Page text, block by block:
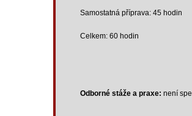
Samostatná příprava: 45 hodin
Celkem: 60 hodin
Odborné stáže a praxe: není